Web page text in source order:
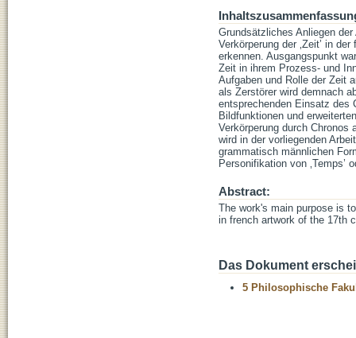
Grundsätzliches Anliegen
Verkörperung der ‚Zeit’ in
erkennen. Ausgangspunkt
Zeit in ihrem Prozess- und
Aufgaben und Rolle der Zeit
als Zerstörer wird demnach
entsprechenden Einsatz des
Bildfunktionen und
Verkörperung durch
wird in der vorliegenden
grammatisch männlichen
Personifikation von ‚Temps’
Abstract:
The work's main purpose is
in french artwork of the 17th
Das Dokument
5 Philosophische